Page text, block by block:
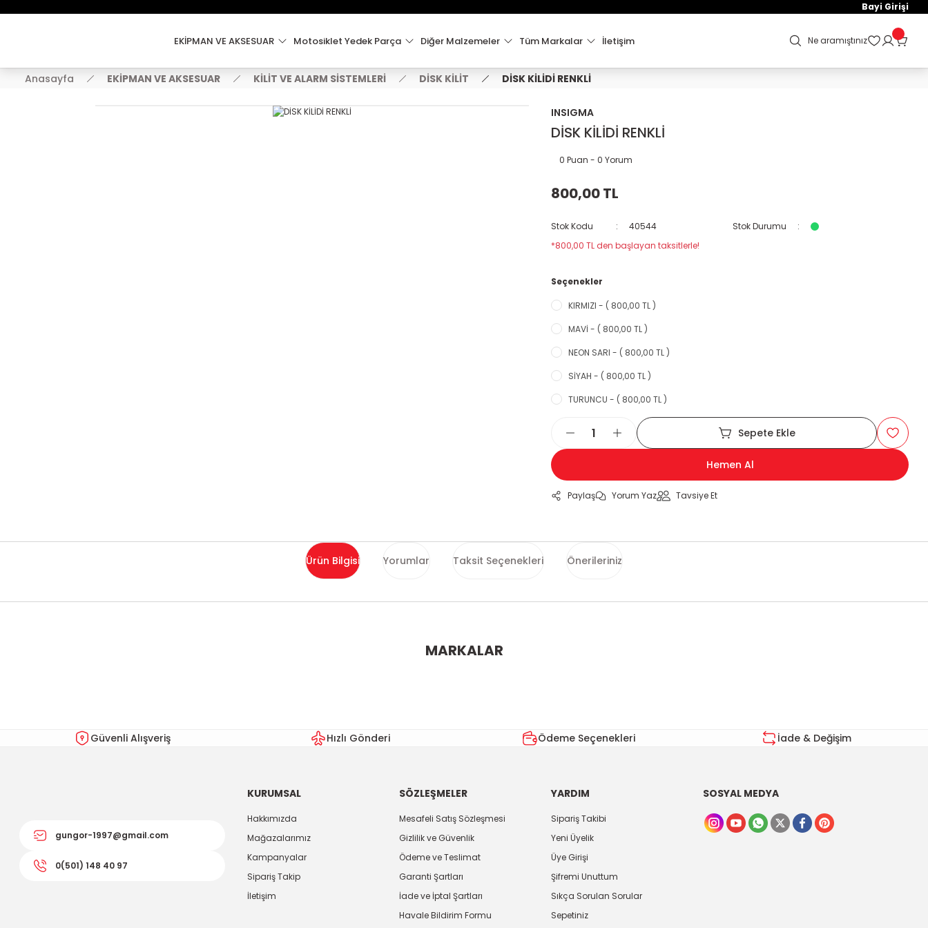
2000 TL VE ÜZERİ KARGO ÜCRETSİZ !
Bayi Girişi
EKİPMAN VE AKSESUAR Motosiklet Yedek Parça Diğer Malzemeler Tüm Markalar İletişim Ne aramıştınız
Anasayfa EKİPMAN VE AKSESUAR KİLİT VE ALARM SİSTEMLERİ DİSK KİLİT DİSK KİLİDİ RENKLİ
INSIGMA
DİSK KİLİDİ RENKLİ
0 Puan - 0 Yorum
800,00 TL
Stok Kodu 40544
Stok Durumu
*800,00 TL den başlayan taksitlerle!
Seçenekler
KIRMIZI - ( 800,00 TL )
MAVİ - ( 800,00 TL )
NEON SARI - ( 800,00 TL )
SİYAH - ( 800,00 TL )
TURUNCU - ( 800,00 TL )
Sepete Ekle
Hemen Al
Paylaş Yorum Yaz Tavsiye Et
Ürün Bilgisi Yorumlar Taksit Seçenekleri Önerileriniz
Bu ürüne ilk yorumu siz yapın!
Ürün fiyatı diğer sitelerden daha pahalı.
MARKALAR
Güvenli Alışveriş Hızlı Gönderi Ödeme Seçenekleri İade & Değişim
gungor-1997@gmail.com
0(501) 148 40 97
KURUMSAL
Hakkımızda
Mağazalarımız
Kampanyalar
Sipariş Takip
İletişim
SÖZLEŞMELER
Mesafeli Satış Sözleşmesi
Gizlilik ve Güvenlik
Ödeme ve Teslimat
Garanti Şartları
İade ve İptal Şartları
Havale Bildirim Formu
YARDIM
Sipariş Takibi
Yeni Üyelik
Üye Girişi
Şifremi Unuttum
Sıkça Sorulan Sorular
Sepetiniz
SOSYAL MEDYA